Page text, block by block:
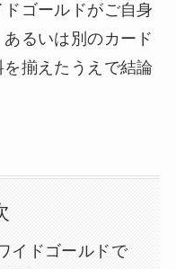
ゴールドがご自身
るいは別のカード
揃えたうえで結論
イドゴールドで